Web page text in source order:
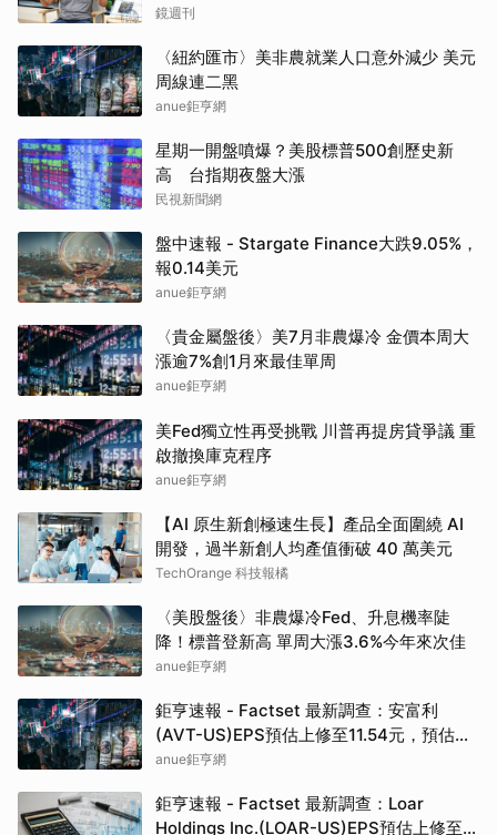
鏡週刊
〈紐約匯市〉美非農就業人口意外減少 美元
周線連二黑
anue鉅亨網
星期一開盤噴爆？美股標普500創歷史新
高 台指期夜盤大漲
民視新聞網
盤中速報 - Stargate Finance大跌9.05%，
報0.14美元
anue鉅亨網
〈貴金屬盤後〉美7月非農爆冷 金價本周大
漲逾7%創1月來最佳單周
anue鉅亨網
美Fed獨立性再受挑戰 川普再提房貸爭議 重
啟撤換庫克程序
anue鉅亨網
【AI 原生新創極速生長】產品全面圍繞 AI
開發，過半新創人均產值衝破 40 萬美元
TechOrange 科技報橘
〈美股盤後〉非農爆冷Fed、升息機率陡
降！標普登新高 單周大漲3.6%今年來次佳
anue鉅亨網
鉅亨速報 - Factset 最新調查：安富利
(AVT-US)EPS預估上修至11.54元，預估目
標價為112.50元
anue鉅亨網
鉅亨速報 - Factset 最新調查：Loar
Holdings Inc.(LOAR-US)EPS預估上修至